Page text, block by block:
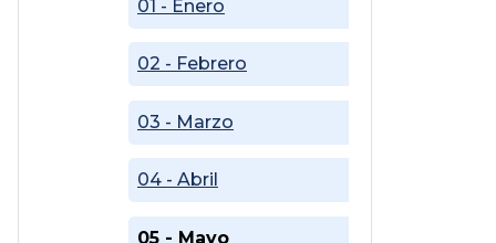
01 - Enero
02 - Febrero
03 - Marzo
04 - Abril
05 - Mayo